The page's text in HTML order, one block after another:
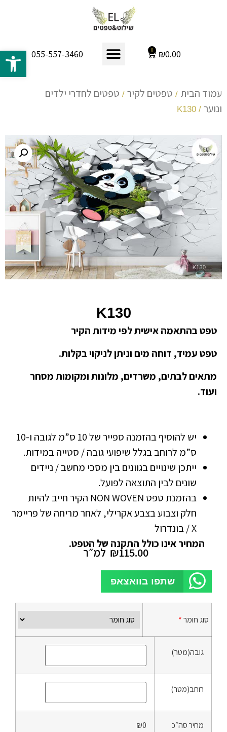
₪0.00
0
055-557-3460
עמוד הבית / טפטים לקיר / טפטים לחדרי ילדים
ונוער / K130
K130
טפט בהתאמה אישית לפי מידות הקיר
טפט עמיד, דוחה מים וניתן לניקוי בקלות.
מתאים לבתים, משרדים, מלונות ומקומות מסחר
ועוד.
יש להוסיף בהזמנה ספייר של 10 ס”מ לגובה ו-10
ס”מ לרוחב בגלל שיפועי גובה / סטייה במידות.
ייתכן שינויים בגוונים בין מסכי מחשב / ניידים
שונים לבין התוצאה לפועל.
בהזמנת טפט NON WOVEN הקיר חייב להיות
חלק וצבוע בצבע אקרילי, לאחר מריחה של פריימר
X / בונדרול
המחיר אינו כולל התקנה של הטפט.
₪115.00 למ״ר
שתפו בוואצאפ
סוג חומר*
גובה(מטר)
רוחב(מטר)
מחיר סה״כ ₪0